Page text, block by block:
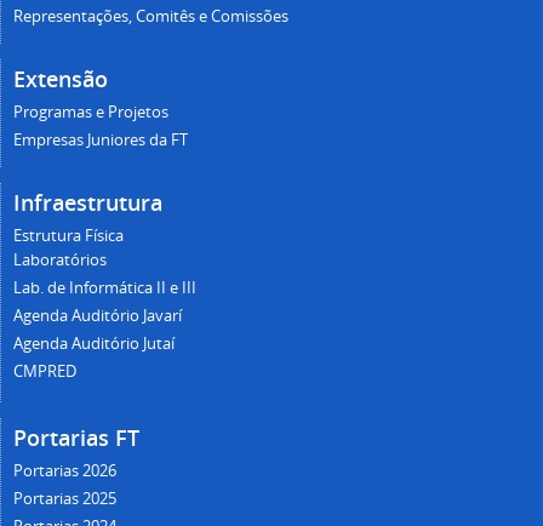
Representações, Comitês e Comissões
Extensão
Programas e Projetos
Empresas Juniores da FT
Infraestrutura
Estrutura Física
Laboratórios
Lab. de Informática II e III
Agenda Auditório Javarí
Agenda Auditório Jutaí
CMPRED
Portarias FT
Portarias 2026
Portarias 2025